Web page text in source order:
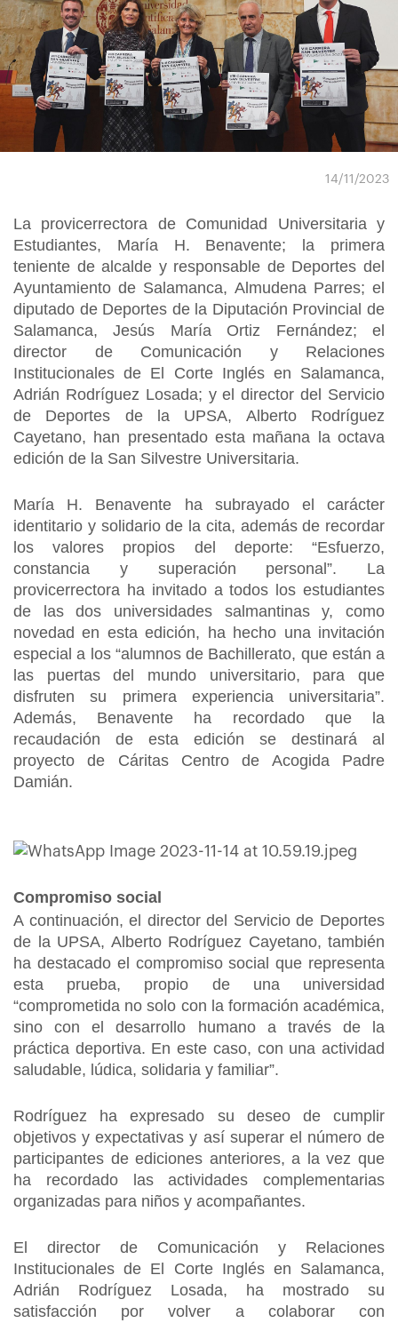
14/11/2023
La provicerrectora de Comunidad Universitaria y
Estudiantes, María H. Benavente; la primera
teniente de alcalde y responsable de Deportes del
Ayuntamiento de Salamanca, Almudena Parres; el
diputado de Deportes de la Diputación Provincial de
Salamanca, Jesús María Ortiz Fernández; el
director de Comunicación y Relaciones
Institucionales de El Corte Inglés en Salamanca,
Adrián Rodríguez Losada; y el director del Servicio
de Deportes de la UPSA, Alberto Rodríguez
Cayetano, han presentado esta mañana la octava
edición de la San Silvestre Universitaria.
María H. Benavente ha subrayado el carácter
identitario y solidario de la cita, además de recordar
los valores propios del deporte: “Esfuerzo,
constancia y superación personal”. La
provicerrectora ha invitado a todos los estudiantes
de las dos universidades salmantinas y, como
novedad en esta edición, ha hecho una invitación
especial a los “alumnos de Bachillerato, que están a
las puertas del mundo universitario, para que
disfruten su primera experiencia universitaria”.
Además, Benavente ha recordado que la
recaudación de esta edición se destinará al
proyecto de Cáritas Centro de Acogida Padre
Damián.
Compromiso social
A continuación, el director del Servicio de Deportes
de la UPSA, Alberto Rodríguez Cayetano, también
ha destacado el compromiso social que representa
esta prueba, propio de una universidad
“comprometida no solo con la formación académica,
sino con el desarrollo humano a través de la
práctica deportiva. En este caso, con una actividad
saludable, lúdica, solidaria y familiar”.
Rodríguez ha expresado su deseo de cumplir
objetivos y expectativas y así superar el número de
participantes de ediciones anteriores, a la vez que
ha recordado las actividades complementarias
organizadas para niños y acompañantes.
El director de Comunicación y Relaciones
Institucionales de El Corte Inglés en Salamanca,
Adrián Rodríguez Losada, ha mostrado su
satisfacción por volver a colaborar con